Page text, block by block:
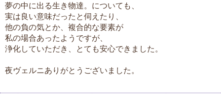
夢の中に出る生き物達。についても、
実は良い意味だったと伺えたり、
他の負の気とか、複合的な要素が
私の場合あったようですが、
浄化していただき、とても安心できました。
夜ヴェルニありがとうございました。